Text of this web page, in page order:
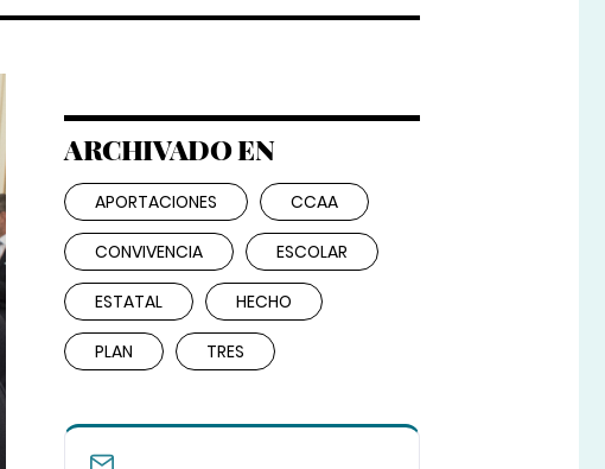
ARCHIVADO EN
APORTACIONES CCAA
CONVIVENCIA ESCOLAR
ESTATAL HECHO
PLAN TRES